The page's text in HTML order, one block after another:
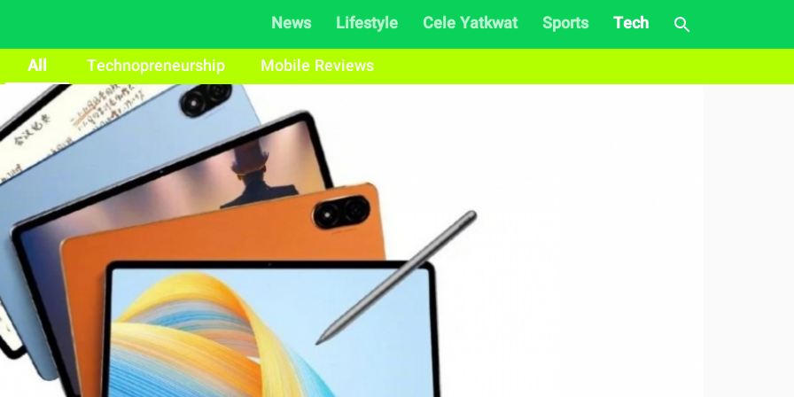
News Lifestyle Cele Yatkwat Sports
Tech
All
Technopreneurship Mobile Reviews